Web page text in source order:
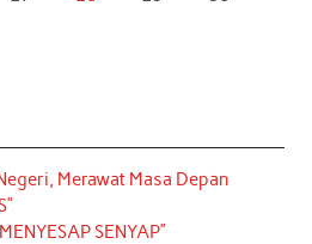
Merawat Masa Depan
SENYAP”